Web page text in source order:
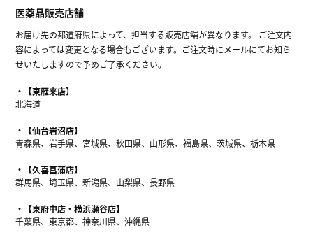
医薬品販売店舗
お届け先の都道府県によって、担当する販売店舗が異なります。 ご注文内
容によっては変更となる場合もございます。ご注文時にメールにてお知ら
せいたしますので予めご了承ください。
【東雁来店】
北海道
【仙台岩沼店】
青森県、岩手県、宮城県、秋田県、山形県、福島県、茨城県、栃木県
【久喜菖蒲店】
群馬県、埼玉県、新潟県、山梨県、長野県
【東府中店・横浜瀬谷店】
千葉県、東京都、神奈川県、沖縄県